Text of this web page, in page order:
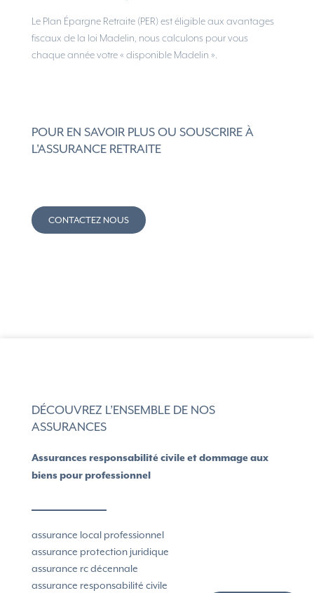
Le Plan Épargne Retraite (PER) est éligible aux avantages
fiscaux de la loi Madelin, nous calculons pour vous
chaque année votre « disponible Madelin ».
POUR EN SAVOIR PLUS OU SOUSCRIRE À
L'ASSURANCE RETRAITE
CONTACTEZ NOUS
DÉCOUVREZ L’ENSEMBLE DE NOS
ASSURANCES
Assurances responsabilité civile et dommage aux
biens pour professionnel
assurance local professionnel
assurance protection juridique
assurance rc décennale
assurance responsabilité civile